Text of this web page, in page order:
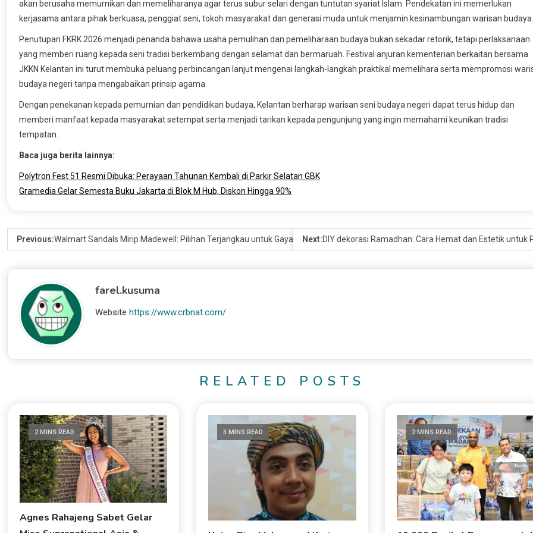
akan berusaha memurnikan dan memeliharanya agar terus subur selari dengan tuntutan syariat Islam. Pendekatan ini memerlukan
kerjasama antara pihak berkuasa, penggiat seni, tokoh masyarakat dan generasi muda untuk menjamin kesinambungan warisan budaya.
Penutupan FKRK 2026 menjadi penanda bahawa usaha pemulihan dan pemeliharaan budaya bukan sekadar retorik, tetapi perlaksanaan
yang memberi ruang kepada seni tradisi berkembang dengan selamat dan bermaruah. Festival anjuran kementerian berkaitan bersama
JKKN Kelantan ini turut membuka peluang perbincangan lanjut mengenai langkah-langkah praktikal memelihara serta mempromosi
budaya negeri tanpa mengabaikan prinsip agama.
Dengan penekanan kepada pemurnian dan pendidikan budaya, Kelantan berharap warisan seni budaya negeri dapat terus hidup dan
memberi manfaat kepada masyarakat setempat serta menjadi tarikan kepada pengunjung yang ingin memahami keunikan tradisi
tempatan.
Baca juga berita lainnya:
Polytron Fest 51 Resmi Dibuka: Perayaan Tahunan Kembali di Parkir Selatan GBK
Gramedia Gelar Semesta Buku Jakarta di Blok M Hub, Diskon Hingga 90%
Previous:Walmart Sandals Mirip Madewell: Pilihan Terjangkau untuk Gaya Musim Panas
Next:DIY dekorasi Ramadhan: Cara Hemat dan Estetik untuk
farel.kusuma
Website https://www.crbnat.com/
RELATED POSTS
2 MINS READ
Agnes Rahajeng Sabet Gelar
3 MINS READ 2 MINS READ